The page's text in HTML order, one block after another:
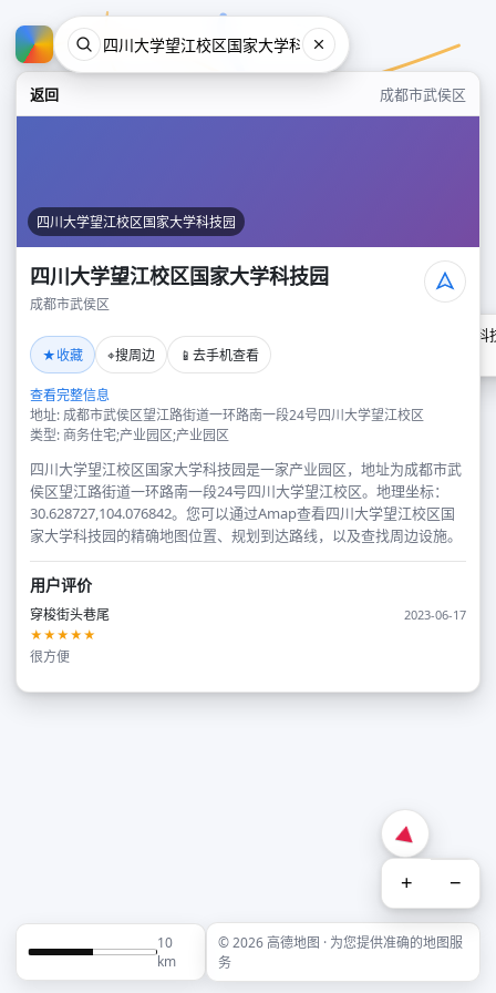
返回 成都市武侯区
四川大学望江校区国家大学科技园
四川大学望江校区国家大学科技园
成都市武侯区
★收藏 ⌖搜周边 📱 去手机查看
查看完整信息
地址: 成都市武侯区望江路街道一环路南一段24号四川大学望江校区
类型: 商务住宅;产业园区;产业园区
四川大学望江校区国家大学科技园是一家产业园区，地址为成都市武
侯区望江路街道一环路南一段24号四川大学望江校区。地理坐标：
30.628727,104.076842。您可以通过Amap查看四川大学望江校区国
家大学科技园的精确地图位置、规划到达路线，以及查找周边设施。
用户评价
穿梭街头巷尾
2023-06-17
★★★★★
很方便
四川大学望江校区国家大学科
+ −
10
km
© 2026 高德地图 · 为您提供准确的地图服
务